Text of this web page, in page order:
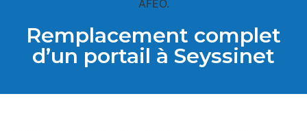
Remplacement complet
d’un portail à Seyssinet